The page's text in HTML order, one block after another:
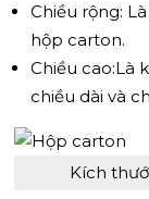
Chiều rộng:
hộp carton.
Chiều cao:Là
chiều dài và
Kích